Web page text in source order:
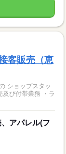
客販売（恵
ショップスタッ
及び付帯業務 ・ラ
アパレル(フ